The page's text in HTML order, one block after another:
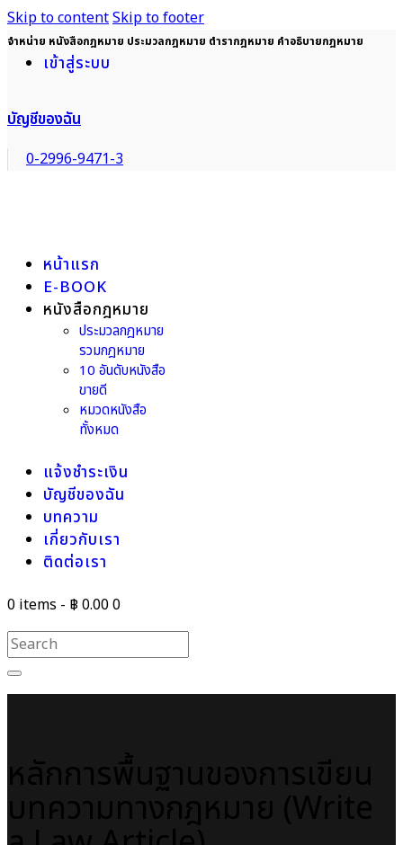
Skip to contentSkip to footer
จำหน่าย หนังสือกฎหมาย ประมวลกฎหมาย ตำรากฎหมาย คำอธิบายกฎหมาย
เข้าสู่ระบบ
บัญชีของฉัน
0-2996-9471-3
หน้าแรก
E-BOOK
หนังสือกฎหมาย
ประมวลกฎหมาย
รวมกฎหมาย
10 อันดับหนังสือ
ขายดี
หมวดหนังสือ
ทั้งหมด
แจ้งชำระเงิน
บัญชีของฉัน
บทความ
เกี่ยวกับเรา
ติดต่อเรา
0 items - ฿ 0.000